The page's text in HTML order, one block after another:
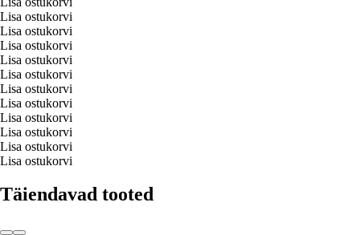
Lisa ostukorvi
Lisa ostukorvi
Lisa ostukorvi
Lisa ostukorvi
Lisa ostukorvi
Lisa ostukorvi
Lisa ostukorvi
Lisa ostukorvi
Lisa ostukorvi
Lisa ostukorvi
Lisa ostukorvi
Täiendavad tooted